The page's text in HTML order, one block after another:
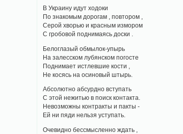
В Украину идут ходоки
По знакомым дорогам , повтором ,
Серой хворью и красным измором
С гробовой поднимаясь доски .
Белоглазый обмылок-упырь
На залесском лубянском погосте
Поднимает истлевшие кости ,
Не косясь на осиновый штырь.
Абсолютно абсурдно вступать
С этой нежитью в поиск контакта.
Невозможны контракты и пакты -
Ей ни пяди нельзя уступать.
Очевидно бессмысленно ждать ,